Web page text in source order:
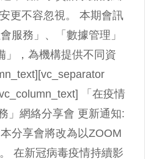
更不容忽視。 本期會訊
服務」、「數據管理」
」，為機構提供不同資
「在疫情
」網絡分享會 更新通知:
分享會將改為以ZOOM
在新冠病毒疫情持續影